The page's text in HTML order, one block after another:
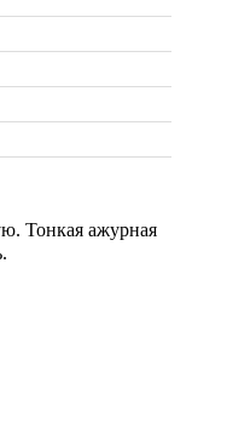
Тонкая ажурная